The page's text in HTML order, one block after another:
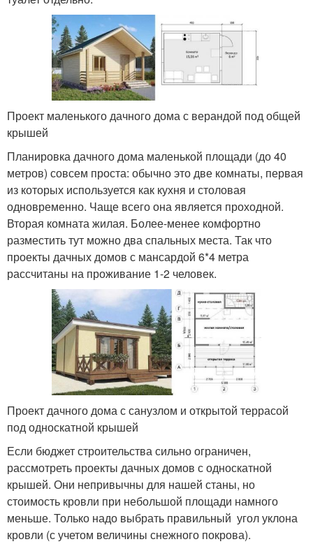
Проект маленького дачного дома с верандой под общей
крышей
Планировка дачного дома маленькой площади (до 40
метров) совсем проста: обычно это две комнаты, первая
из которых используется как кухня и столовая
одновременно. Чаще всего она является проходной.
Вторая комната жилая. Более-менее комфортно
разместить тут можно два спальных места. Так что
проекты дачных домов с мансардой 6*4 метра
рассчитаны на проживание 1-2 человек.
Проект дачного дома с санузлом и открытой террасой
под односкатной крышей
Если бюджет строительства сильно ограничен,
рассмотреть проекты дачных домов с односкатной
крышей. Они непривычны для нашей станы, но
стоимость кровли при небольшой площади намного
меньше. Только надо выбрать правильный угол уклона
кровли (с учетом величины снежного покрова).